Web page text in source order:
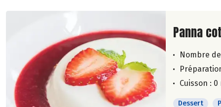
Lire la
Panna
Nombre
Cuisson : 0
Dessert